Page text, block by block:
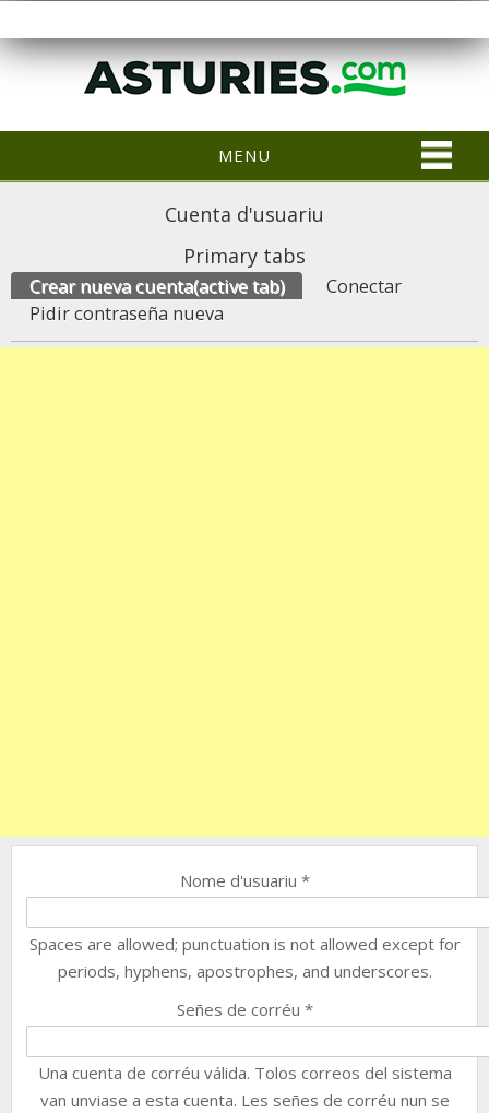
MENU
Cuenta d'usuariu
Primary tabs
Crear nueva cuenta(active tab)
Conectar
Pidir contraseña nueva
Nome d'usuariu *
Spaces are allowed; punctuation is not allowed except for
periods, hyphens, apostrophes, and underscores.
Señes de corréu *
Una cuenta de corréu válida. Tolos correos del sistema
van unviase a esta cuenta. Les señes de corréu nun se